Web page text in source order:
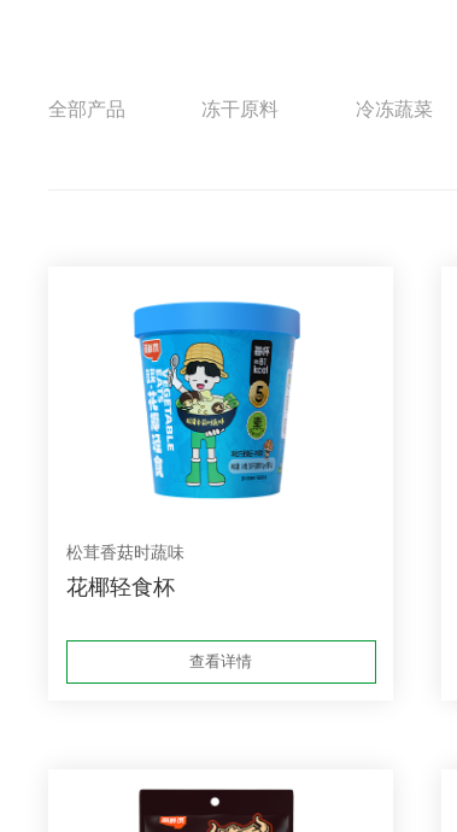
全部产品 冻干原料 冷冻蔬菜
松茸香菇时蔬味
花椰轻食杯
查看详情